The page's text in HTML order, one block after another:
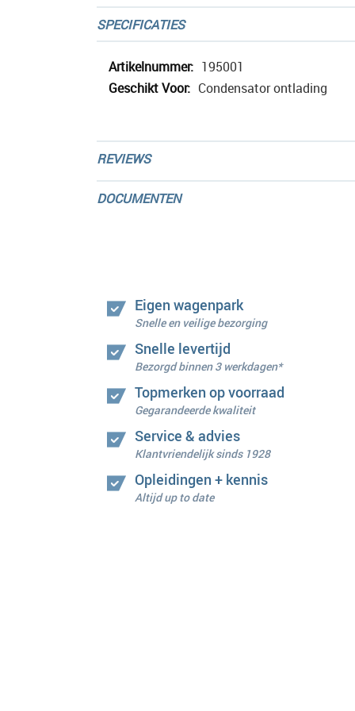
afbeeldingen-
gallerij
SPECIFICATIES
Meer
informatie
195001
Condensator ontlading
REVIEWS
DOCUMENTEN
Eigen wagenpark
Snelle en veilige bezorging
Snelle levertijd
Bezorgd binnen 3 werkdagen*
Topmerken op voorraad
Gegarandeerde kwaliteit
Service & advies
Klantvriendelijk sinds 1928
Opleidingen + kennis
Altijd up to date